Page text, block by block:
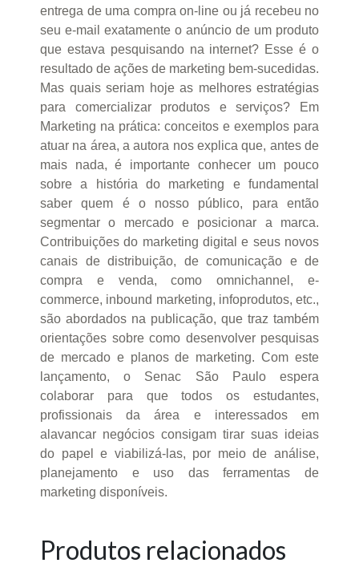
entrega de uma compra on-line ou já recebeu no
seu e-mail exatamente o anúncio de um produto
que estava pesquisando na internet? Esse é o
resultado de ações de marketing bem-sucedidas.
Mas quais seriam hoje as melhores estratégias
para comercializar produtos e serviços? Em
Marketing na prática: conceitos e exemplos para
atuar na área, a autora nos explica que, antes de
mais nada, é importante conhecer um pouco
sobre a história do marketing e fundamental
saber quem é o nosso público, para então
segmentar o mercado e posicionar a marca.
Contribuições do marketing digital e seus novos
canais de distribuição, de comunicação e de
compra e venda, como omnichannel, e-
commerce, inbound marketing, infoprodutos, etc.,
são abordados na publicação, que traz também
orientações sobre como desenvolver pesquisas
de mercado e planos de marketing. Com este
lançamento, o Senac São Paulo espera
colaborar para que todos os estudantes,
profissionais da área e interessados em
alavancar negócios consigam tirar suas ideias
do papel e viabilizá-las, por meio de análise,
planejamento e uso das ferramentas de
marketing disponíveis.
Produtos relacionados